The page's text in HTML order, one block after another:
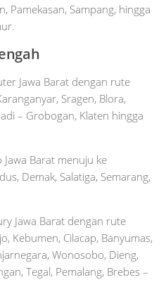
Pamekasan, Sampang, hingga
Jawa Barat dengan rute
Sragen, Blora,
– Grobogan, Klaten hingga
Jawa Barat menuju ke
Demak, Salatiga, Semarang,
Jawa Barat dengan rute
Kebumen, Cilacap, Banyumas,
Wonosobo, Dieng,
Tegal, Pemalang, Brebes –